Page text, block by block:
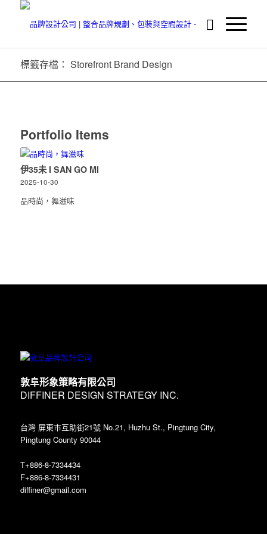
標籤存檔： Storefront Brand Design
Portfolio Items
伊35未 I SAN GO MI
2025-10-30
品時尚，舞滋味
敦阜形象策略有限公司
DIFFINER DESIGN STRATEGY INC.
台灣 屏東市互助街21號 No.21, Huzhu St., Pingtung City,
Pingtung County 90044
T+886-8-7334434
F+886-8-7334431
diffiner@gmail.com